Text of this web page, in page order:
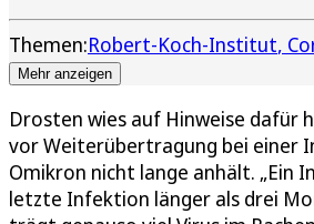
Themen:Robert-Koch-Institut
Mehr anzeigen
Drosten wies auf Hinweise dafür
vor Weiterübertragung bei einer
Omikron nicht lange anhält. „Ein
letzte Infektion länger als drei